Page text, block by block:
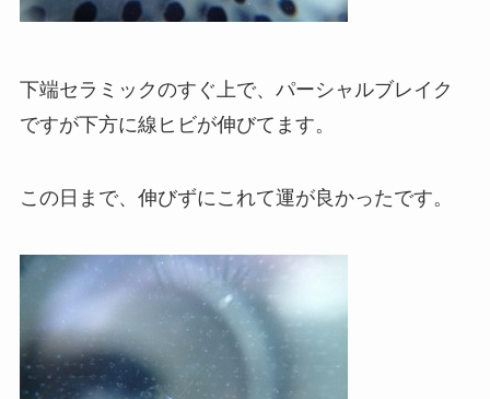
下端セラミックのすぐ上で、パーシャルブレイク
ですが下方に線ヒビが伸びてます。
この日まで、伸びずにこれて運が良かったです。